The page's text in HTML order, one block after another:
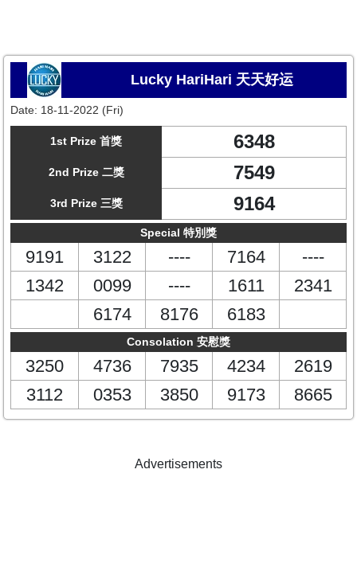
Lucky HariHari 天天好运
Date: 18-11-2022 (Fri)
1st Prize 首獎 6348
2nd Prize 二獎 7549
3rd Prize 三獎 9164
Special 特別獎
9191 3122 ---- 7164
----
1342
0099 ---- 1611
2341
6174
8176 6183
Consolation 安慰獎
3250 4736 7935 4234
2619
3112
0353 3850 9173 8665
Advertisements